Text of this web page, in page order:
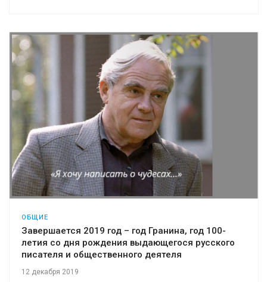
ОБЩИЕ
Завершается 2019 год – год Гранина, год 100-
летия со дня рождения выдающегося русского
писателя и общественного деятеля
12 декабря 2019